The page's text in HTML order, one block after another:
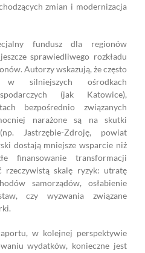
zmian i modernizacja
fundusz dla regionów
sprawiedliwego rozkładu
Autorzy wskazują, że często
silniejszych ośrodkach
(jak Katowice),
bezpośrednio związanych
narażone są na skutki
Jastrzębie-Zdroję, powiat
dostają mniejsze wsparcie niż
finansowanie transformacji
rzeczywistą skalę ryzyk: utratę
samorządów, osłabienie
czy wyzwania związane
w kolejnej perspektywie
wydatków, konieczne jest